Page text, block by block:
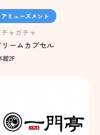
アミューズメント
ャガチャ
リームカプセル
館2F